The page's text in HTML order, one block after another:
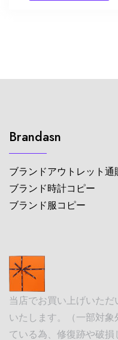
Brandasn
ブランドアウトレット通
ブランド時計コピー
ブランド服コピー
当店でお買い上げいた
いたします。（一部対
ている為、修復跡や破